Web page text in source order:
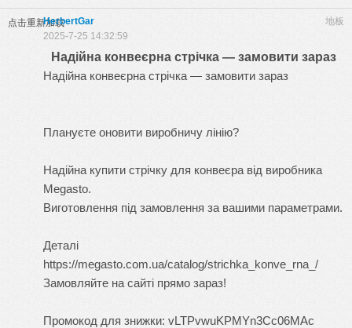
点击重新加载 地板
HerbertGar
2025-7-25 14:32:59
Надійна конвеєрна стрічка — замовити зараз
Надійна конвеєрна стрічка — замовити зараз
Плануєте оновити виробничу лінію?
Надійна купити стрічку для конвеєра від виробника
Megasto.
Виготовлення під замовлення за вашими параметрами.
Деталі
https://megasto.com.ua/catalog/strichka_konve_rna_/
Замовляйте на сайті прямо зараз!
Промокод для знижки: vLTPvwuKPMYn3Cc06MAc